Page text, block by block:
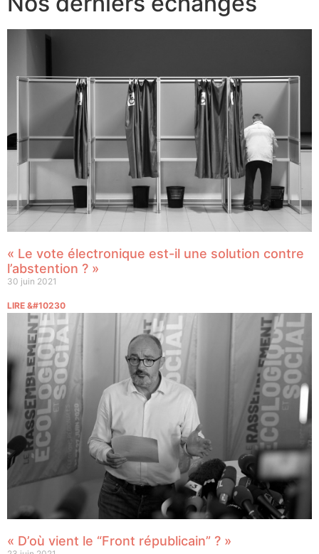
« Le vote électronique est-il une solution contre
l’abstention ? »
30 juin 2021
LIRE &#10230
« D’où vient le “Front républicain” ? »